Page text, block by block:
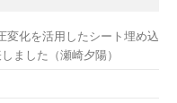
変化を活用したシート埋め込
ました（瀬崎夕陽）